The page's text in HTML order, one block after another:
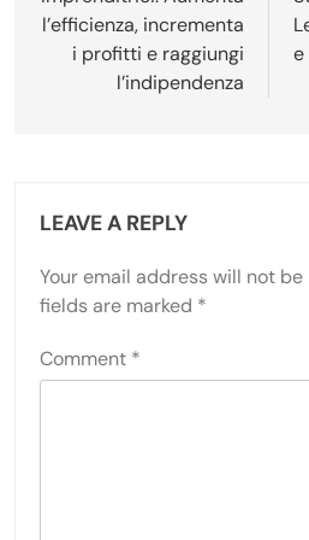
l’efficienza, incrementa
i profitti e raggiungi
l’indipendenza
e
LEAVE A REPLY
Your email address will not
fields are marked *
Comment *